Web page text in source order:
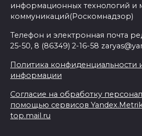
информационных технологий и
коммуникаций(Роскомнадзор)
Телефон и электронная почта
25-50, 8 (86349) 2-16-58
Политика конфиденциальности
информации
Согласие на обработку
помощью сервисов
top.mail.ru